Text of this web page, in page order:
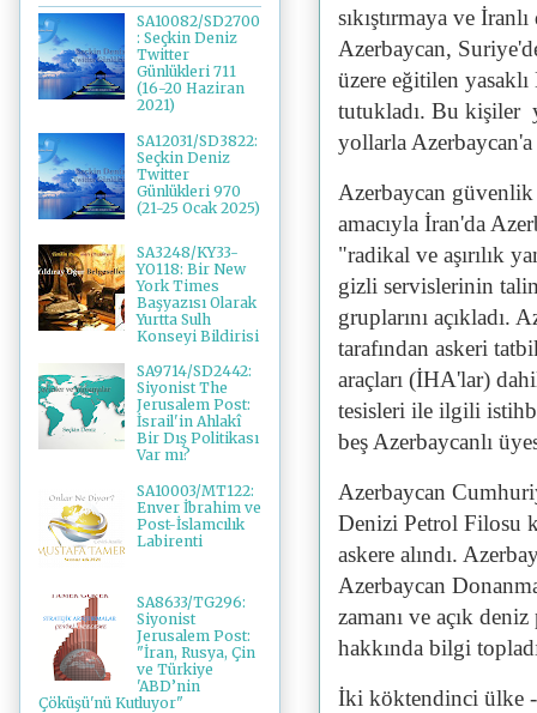
sıkıştırmaya ve İranlı
Azerbaycan,
üzere eğitilen
tutukladı. Bu kişiler
yollarla Azerbaycan'a
Azerbaycan
amacıyla İran'da
"radikal ve aşırılık
gizli servislerinin
gruplarını açıkladı.
tarafından askeri
araçları (İHA'lar)
tesisleri ile ilgili
beş Azerbaycanlı
Azerbaycan
Denizi Petrol Filosu
askere alındı.
Azerbaycan
zamanı ve açık
hakkında bilgi
İki köktendinci ülke -
SA10082/SD2700
: Seçkin Deniz
Twitter
Günlükleri 711
(16-20 Haziran
2021)
SA12031/SD3822:
Seçkin Deniz
Twitter
Günlükleri 970
(21-25 Ocak 2025)
SA3248/KY33-
YO118: Bir New
York Times
Başyazısı Olarak
Yurtta Sulh
Konseyi Bildirisi
SA9714/SD2442:
Siyonist The
Jerusalem Post:
İsrail'in Ahlakî
Bir Dış Politikası
Var mı?
SA10003/MT122:
Enver İbrahim ve
Post-İslamcılık
Labirenti
SA8633/TG296:
Siyonist
Jerusalem Post:
"İran, Rusya, Çin
ve Türkiye
'ABD’nin
Çöküşü'nü Kutluyor"